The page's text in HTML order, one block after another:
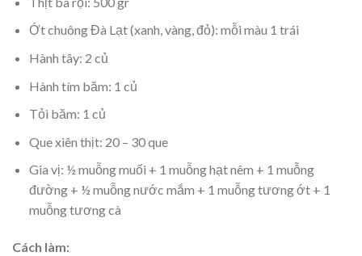
Ớt chuông Đà Lạt (xanh, vàng, đỏ): mỗi màu 1 trái
Hành tây: 2 củ
Hành tím băm: 1 củ
Tỏi băm: 1 củ
Que xiên thịt: 20 – 30 que
Gia vị: ½ muỗng muối + 1 muỗng hạt nêm + 1 muỗng
đường + ½ muỗng nước mắm + 1 muỗng tương ớt + 1
muỗng tương cà
Cách làm: